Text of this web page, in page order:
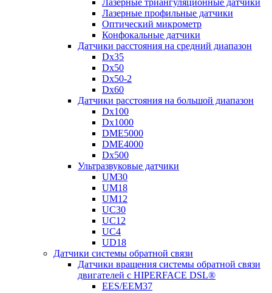
Лазерные триангуляционные датчики
Лазерные профильные датчики
Оптический микрометр
Конфокальные датчики
Датчики расстояния на средний диапазон
Dx35
Dx50
Dx50-2
Dx60
Датчики расстояния на большой диапазон
Dx100
Dx1000
DME5000
DME4000
Dx500
Ультразвуковые датчики
UM30
UM18
UM12
UC30
UC12
UC4
UD18
Датчики системы обратной связи
Датчики вращения системы обратной связи
двигателей с HIPERFACE DSL®
EES/EEM37